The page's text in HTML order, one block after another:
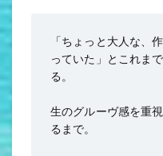
「ちょっと大人な、
っていた」とこれま
る。
生のグルーヴ感を重
るまで。